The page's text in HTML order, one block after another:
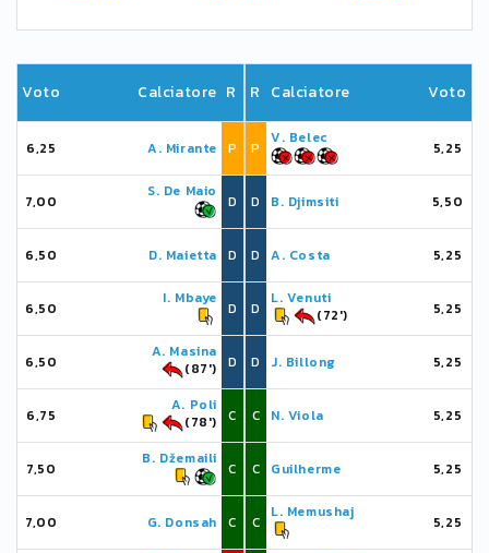
Voto Calciatore R
6,25 A. Mirante P
7,00
S. De Maio
D
6,50 D. Maietta D
6,50
I. Mbaye
D
6,50
A. Masina
(87')
D
6,75
A. Poli
(78')
C
7,50
B. Džemaili
C
7,00 G. Donsah C
R Calciatore Voto
P
V. Belec
5,25
D B. Djimsiti 5,50
D A. Costa 5,25
D
L. Venuti
(72')
5,25
D J. Billong 5,25
C N. Viola 5,25
C Guilherme 5,25
C
L. Memushaj
5,25